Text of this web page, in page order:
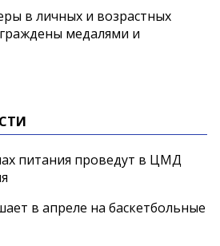
в личных и возрастных
медалями и
питания проведут в ЦМД
в апреле на баскетбольные